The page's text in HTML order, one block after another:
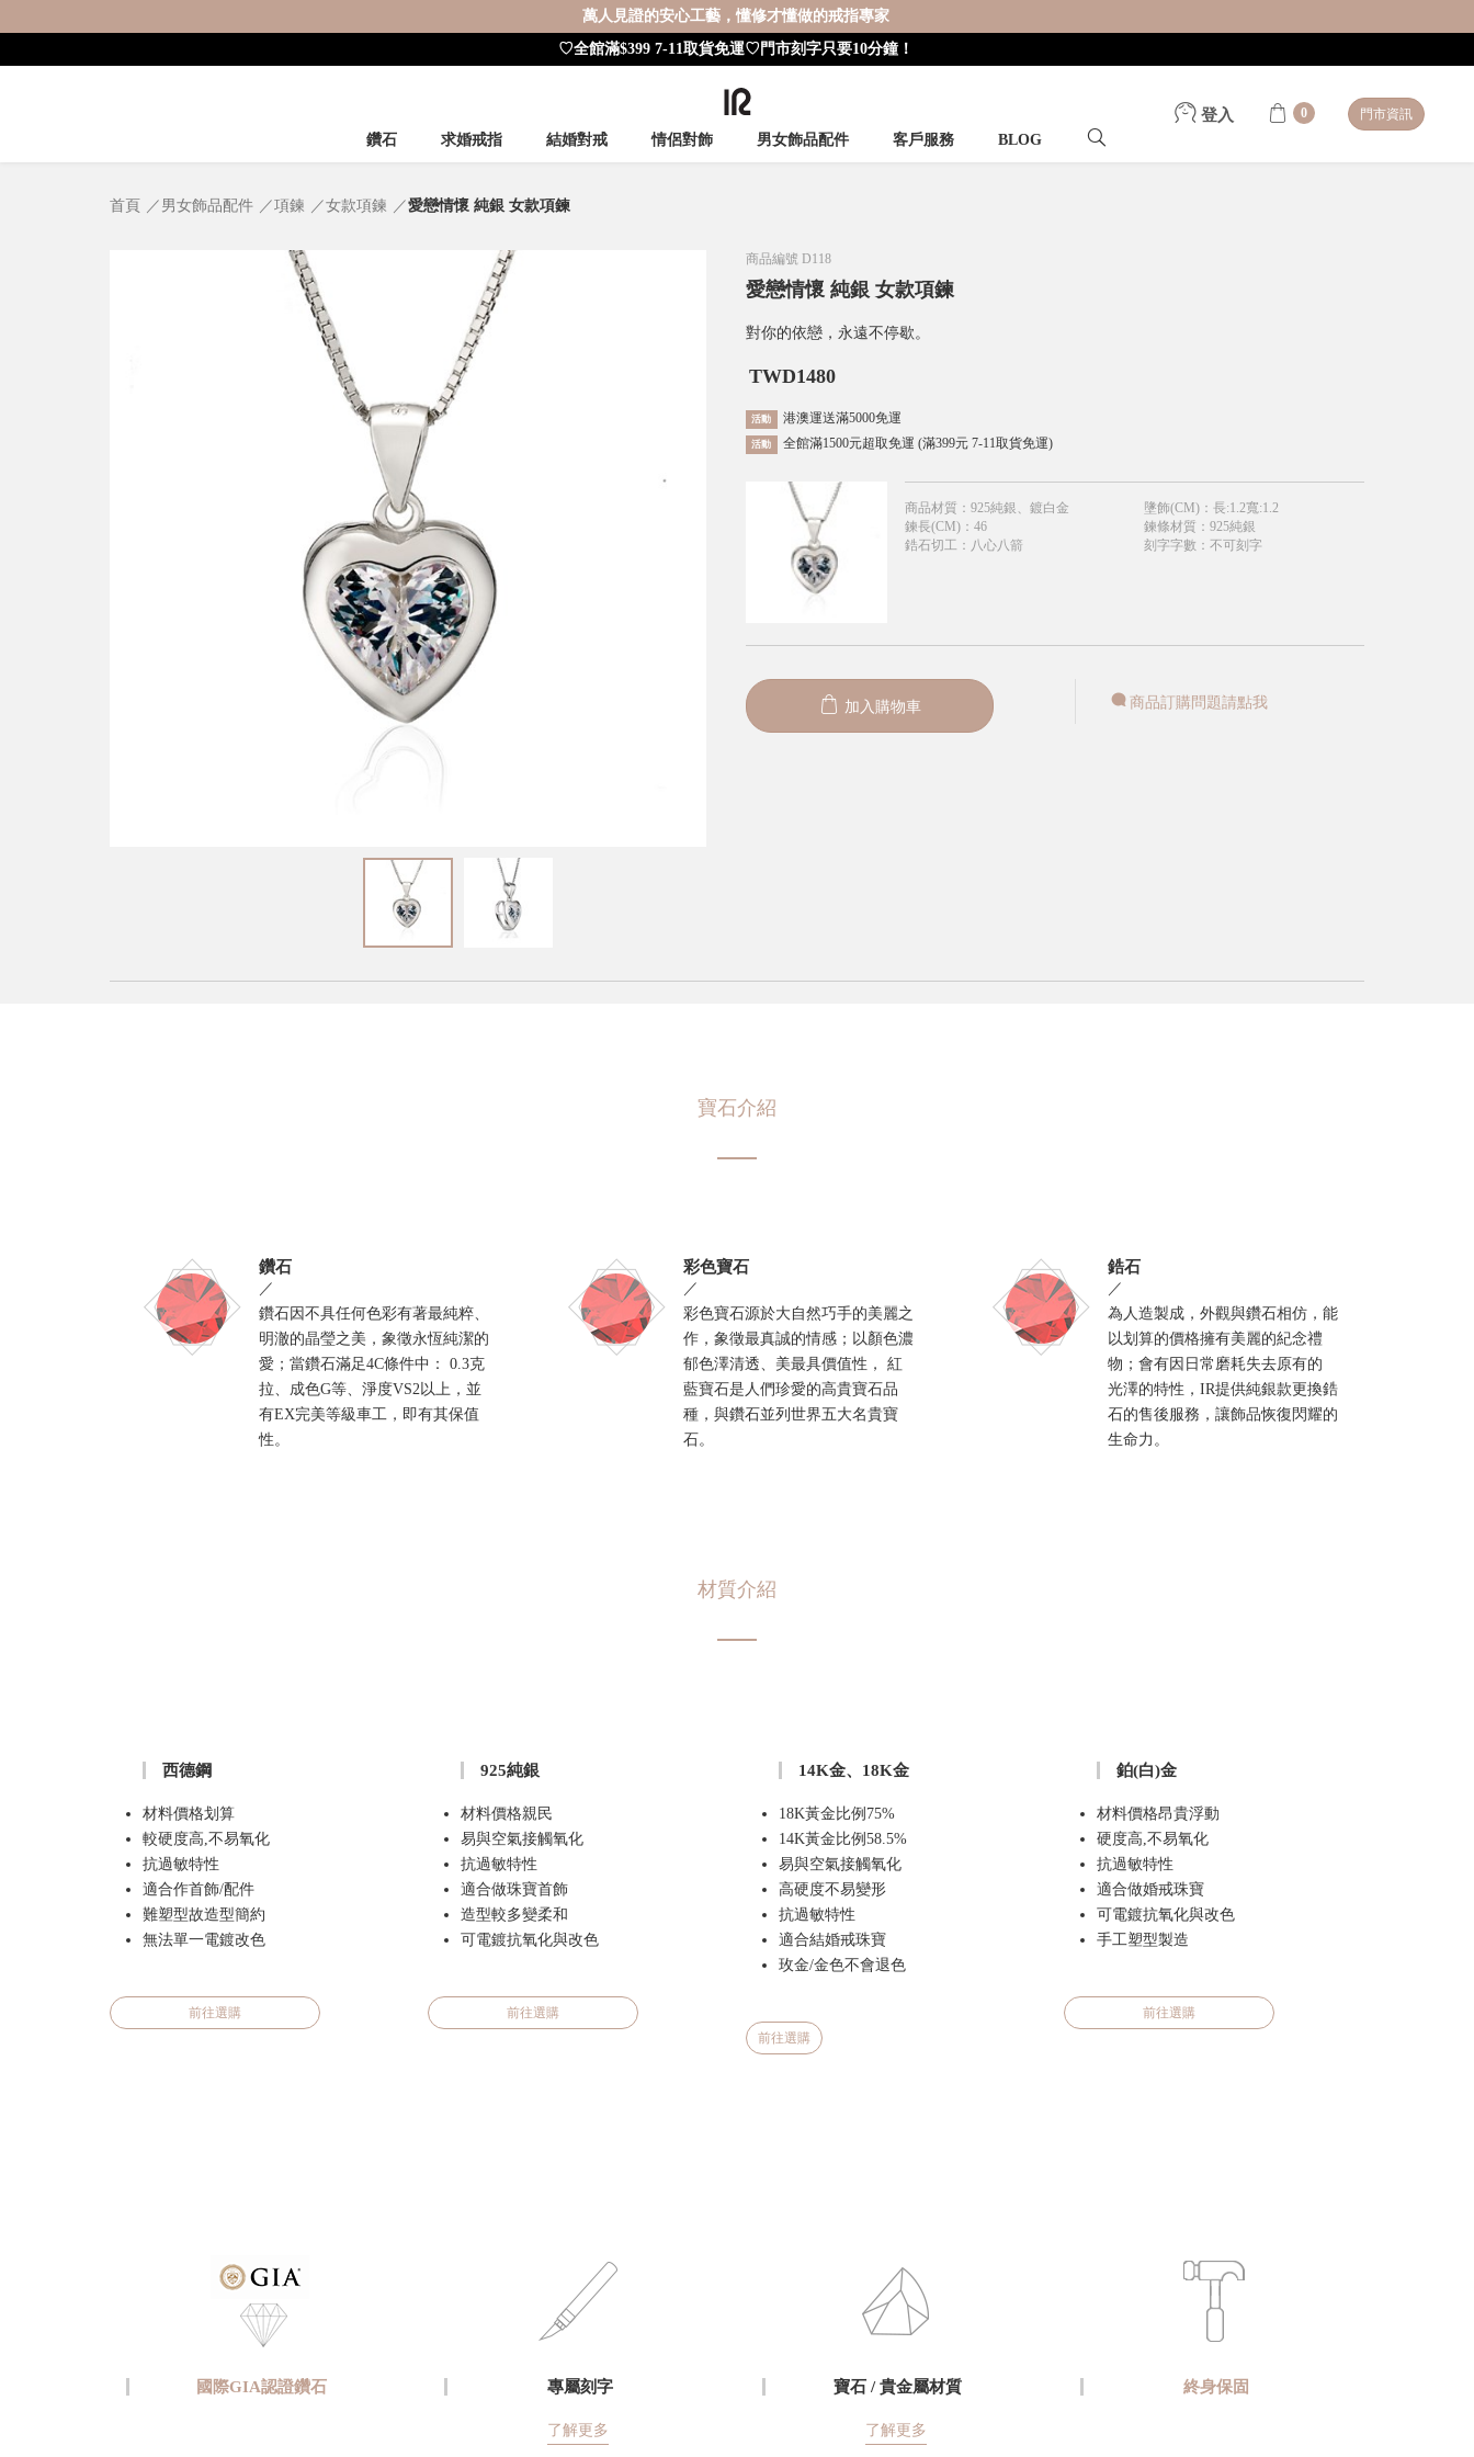
萬人見證的安心工藝，懂修才懂做的戒指專家
♡全館滿$399 7-11取貨免運♡門市刻字只要10分鐘！
鑽石 求婚戒指 結婚對戒 情侶對飾 男女飾品配件 客戶服務 BLOG
登入 0 門市資訊
首頁 男女飾品配件 項鍊 女款項鍊 愛戀情懷 純銀 女款項鍊
商品編號 D118
愛戀情懷 純銀 女款項鍊
對你的依戀，永遠不停歇。
TWD1480
活動 港澳運送滿5000免運
活動 全館滿1500元超取免運 (滿399元 7-11取貨免運)
商品材質 ： 925純銀、鍍白金 墬飾(CM)： 長:1.2寬:1.2
鍊長(CM) ： 46 鍊條材質 ： 925純銀
鋯石切工 ： 八心八箭 刻字字數 ： 不可刻字
加入購物車 商品訂購問題請點我
寶石介紹
鑽石
／
鑽石因不具任何色彩有著最純粹、
明澈的晶瑩之美，象徵永恆純潔的
愛；當鑽石滿足4C條件中： 0.3克
拉、成色G等、淨度VS2以上，並
有EX完美等級車工，即有其保值
性。
彩色寶石
／
彩色寶石源於大自然巧手的美麗之
作，象徵最真誠的情感；以顏色濃
郁色澤清透、美最具價值性， 紅
藍寶石是人們珍愛的高貴寶石品
種，與鑽石並列世界五大名貴寶
石。
鋯石
／
為人造製成，外觀與鑽石相仿，能
以划算的價格擁有美麗的紀念禮
物；會有因日常磨耗失去原有的
光澤的特性，IR提供純銀款更換鋯
石的售後服務，讓飾品恢復閃耀的
生命力。
材質介紹
西德鋼
材料價格划算
較硬度高,不易氧化
抗過敏特性
適合作首飾/配件
難塑型故造型簡約
無法單一電鍍改色
前往選購
925純銀
材料價格親民
易與空氣接觸氧化
抗過敏特性
適合做珠寶首飾
造型較多變柔和
可電鍍抗氧化與改色
前往選購
14K金、18K金
18K黃金比例75%
14K黃金比例58.5%
易與空氣接觸氧化
高硬度不易變形
抗過敏特性
適合結婚戒珠寶
玫金/金色不會退色
前往選購
鉑(白)金
材料價格昂貴浮動
硬度高,不易氧化
抗過敏特性
適合做婚戒珠寶
可電鍍抗氧化與改色
手工塑型製造
前往選購
國際GIA認證鑽石 專屬刻字
了解更多
寶石 / 貴金屬材質
了解更多
終身保固